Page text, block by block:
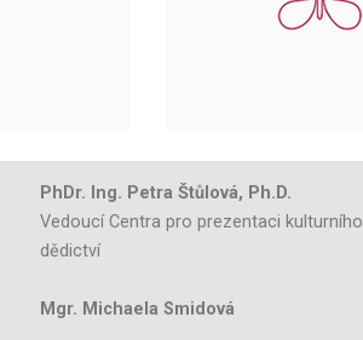
PhDr. Ing. Petra Štůlová, Ph.D.
Vedoucí Centra pro prezentaci kulturního
dědictví
Mgr. Michaela Smidová